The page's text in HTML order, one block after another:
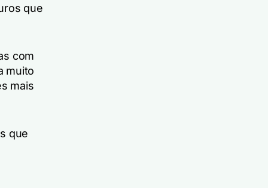
que
com
muito
mais
que